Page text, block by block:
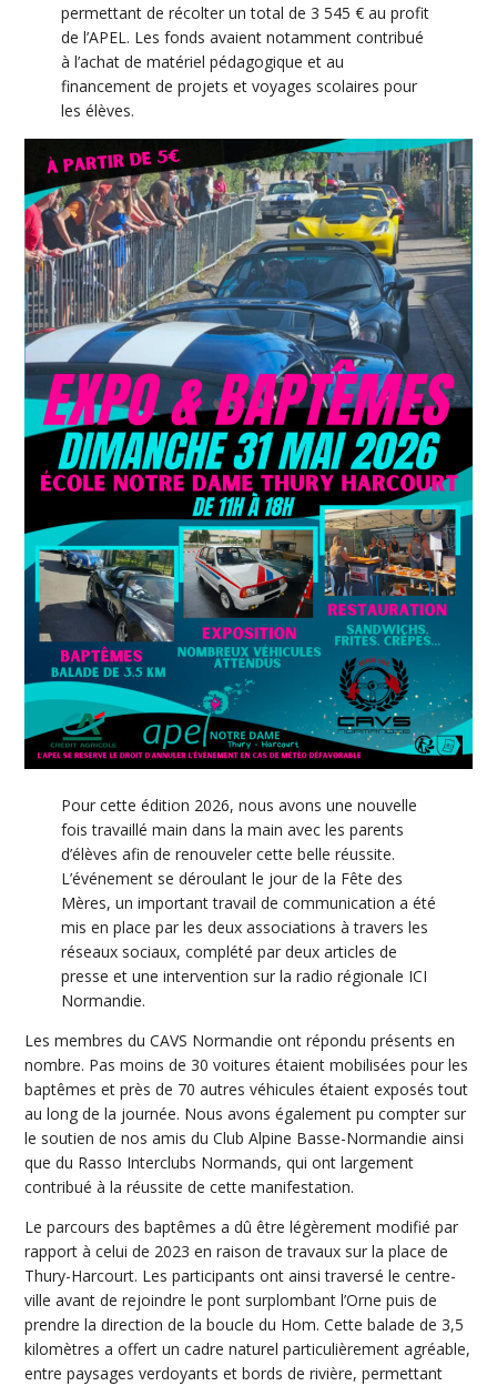
permettant de récolter un total de 3 545 € au profit
de l’APEL. Les fonds avaient notamment contribué
à l’achat de matériel pédagogique et au
financement de projets et voyages scolaires pour
les élèves.
Pour cette édition 2026, nous avons une nouvelle
fois travaillé main dans la main avec les parents
d’élèves afin de renouveler cette belle réussite.
L’événement se déroulant le jour de la Fête des
Mères, un important travail de communication a été
mis en place par les deux associations à travers les
réseaux sociaux, complété par deux articles de
presse et une intervention sur la radio régionale ICI
Normandie.
Les membres du CAVS Normandie ont répondu présents en
nombre. Pas moins de 30 voitures étaient mobilisées pour les
baptêmes et près de 70 autres véhicules étaient exposés tout
au long de la journée. Nous avons également pu compter sur
le soutien de nos amis du Club Alpine Basse-Normandie ainsi
que du Rasso Interclubs Normands, qui ont largement
contribué à la réussite de cette manifestation.
Le parcours des baptêmes a dû être légèrement modifié par
rapport à celui de 2023 en raison de travaux sur la place de
Thury-Harcourt. Les participants ont ainsi traversé le centre-
ville avant de rejoindre le pont surplombant l’Orne puis de
prendre la direction de la boucle du Hom. Cette balade de 3,5
kilomètres a offert un cadre naturel particulièrement agréable,
entre paysages verdoyants et bords de rivière, permettant